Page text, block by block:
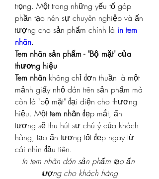
trọng. Một trong những yếu tố góp
phần tạo nên sự chuyên nghiệp và ấn
tượng cho sản phẩm chính là in tem
nhãn.
Tem nhãn sản phẩm - "Bộ mặt" của
thương hiệu
Tem nhãn không chỉ đơn thuần là một
mảnh giấy nhỏ dán trên sản phẩm mà
còn là "bộ mặt" đại diện cho thương
hiệu. Một tem nhãn đẹp mắt, ấn
tượng sẽ thu hút sự chú ý của khách
hàng, tạo ấn tượng tốt đẹp ngay từ
cái nhìn đầu tiên.
In tem nhãn dán sản phẩm tạo ấn
tượng cho khách hàng